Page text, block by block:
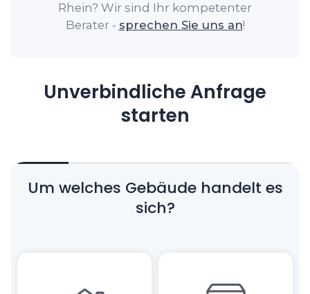
Rhein? Wir sind Ihr kompetenter
Berater - sprechen Sie uns an!
Unverbindliche Anfrage
starten